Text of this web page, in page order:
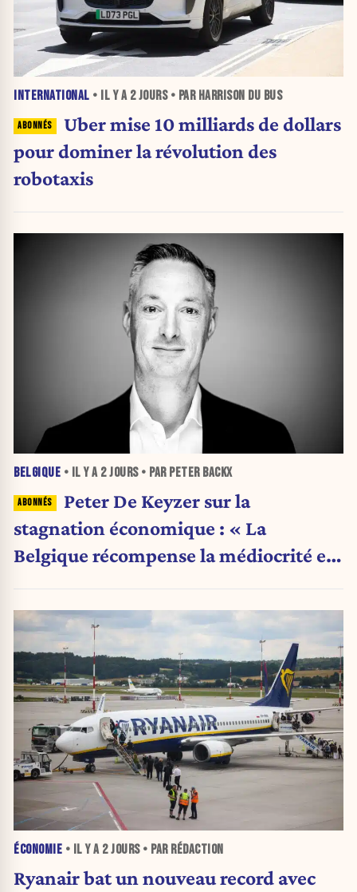
INTERNATIONAL • IL Y A 2 JOURS• PAR HARRISON DU BUS
Uber mise 10 milliards de dollars
pour dominer la révolution des
robotaxis
BELGIQUE • IL Y A 2 JOURS• PAR PETER BACKX
Peter De Keyzer sur la
stagnation économique : « La
Belgique récompense la médiocrité et
ÉCONOMIE • IL Y A 2 JOURS• PAR RÉDACTION
Ryanair bat un nouveau record avec